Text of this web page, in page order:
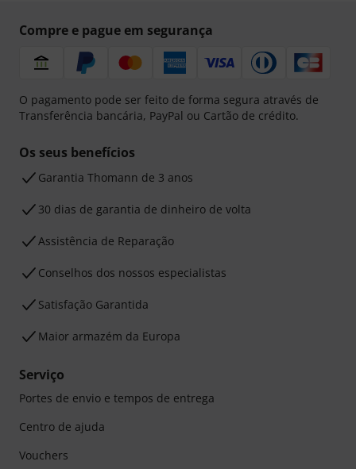
Compre e pague em segurança
O pagamento pode ser feito de forma segura através de
Transferência bancária, PayPal ou Cartão de crédito.
Os seus benefícios
Garantia Thomann de 3 anos
30 dias de garantia de dinheiro de volta
Assistência de Reparação
Conselhos dos nossos especialistas
Satisfação Garantida
Maior armazém da Europa
Serviço
Portes de envio e tempos de entrega
Centro de ajuda
Vouchers